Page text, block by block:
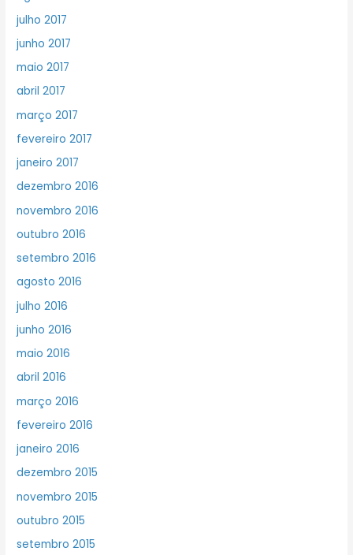
julho 2017
junho 2017
maio 2017
abril 2017
março 2017
fevereiro 2017
janeiro 2017
dezembro 2016
novembro 2016
outubro 2016
setembro 2016
agosto 2016
julho 2016
junho 2016
maio 2016
abril 2016
março 2016
fevereiro 2016
janeiro 2016
dezembro 2015
novembro 2015
outubro 2015
setembro 2015